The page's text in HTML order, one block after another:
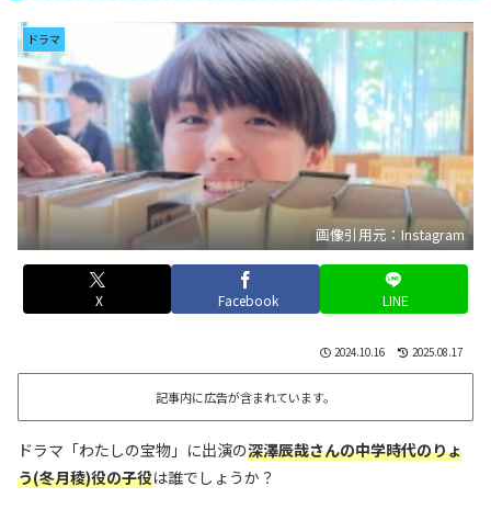
ドラマ
画像引用元：Instagram
X Facebook LINE
2024.10.16 2025.08.17
記事内に広告が含まれています。
ドラマ「わたしの宝物」に出演の深澤辰哉さんの中学時代のりょ
う(冬月稜)役の子役は誰でしょうか？